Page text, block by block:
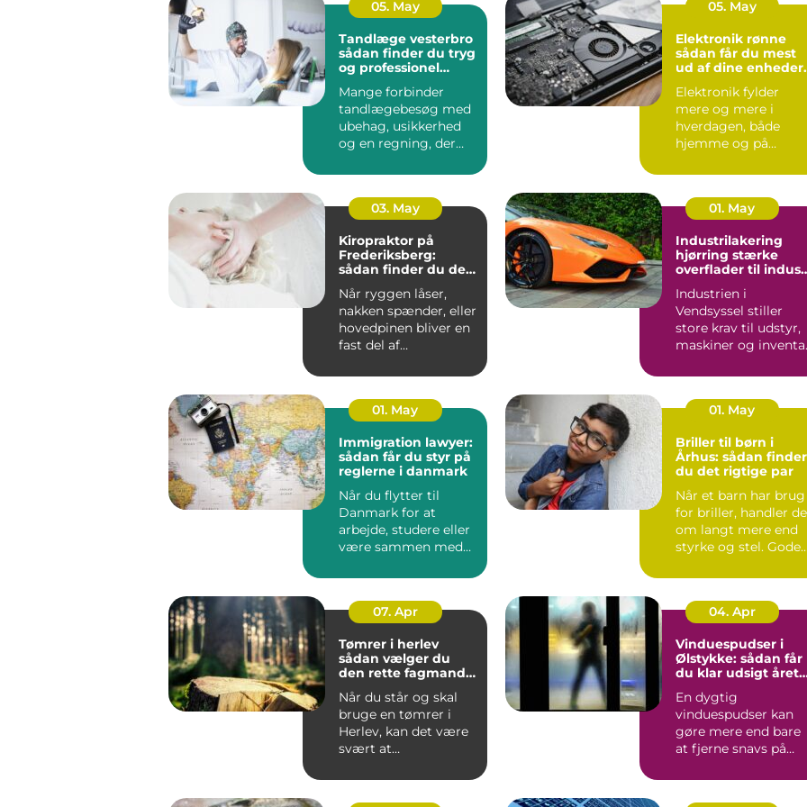
05. May
Tandlæge vesterbro
sådan finder du tryg
og professionel
Mange forbinder
tandlægebesøg med
ubehag, usikkerhed
og en regning, der
budgettet. S...
05. May
Elektronik rønne
sådan får du mest
ud af dine enheder
Elektronik fylder
mere og mere i
hverdagen, både
hjemme og på
mobil, tv, wifi, o...
03. May
Kiropraktor på
Frederiksberg:
sådan finder du den
Når ryggen låser,
nakken spænder, eller
hovedpinen bliver en
fast del af
01. May
Industrilakering
hjørring stærke
overflader til
Industrien i
Vendsyssel stiller
store krav til udstyr,
maskiner og
stålkonstruktioner,...
01. May
Immigration lawyer:
sådan får du styr på
reglerne i danmark
Når du flytter til
Danmark for at
arbejde, studere eller
være sammen med
hurti...
01. May
Briller til børn i
Århus: sådan finder
du det rigtige par
Når et barn har brug
for briller, handler
om langt mere end
styrke og stel. Gode
07. Apr
Tømrer i herlev
sådan vælger du
den rette fagmand
Når du står og skal
bruge en tømrer i
Herlev, kan det være
svært at
du bør vælge, o...
04. Apr
Vinduespudser i
Ølstykke: sådan får
du klar udsigt året
En dygtig
vinduespudser kan
gøre mere end bare
at fjerne snavs på
g...